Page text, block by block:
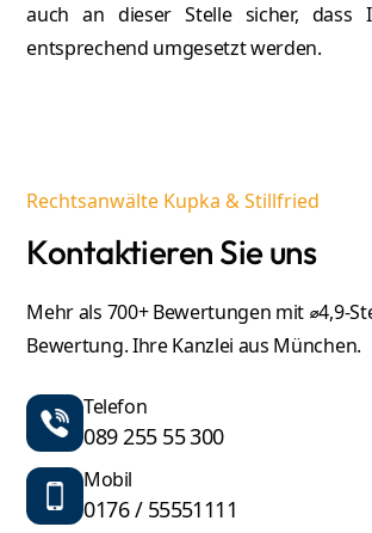
auch an dieser Stelle sicher, dass
entsprechend umgesetzt werden.
Rechtsanwälte Kupka & Stillfried
Kontaktieren Sie uns
Mehr als 700+ Bewertungen mit ⌀4,9-
Bewertung. Ihre Kanzlei aus München.
Telefon
089 255 55 300
Mobil
0176 / 55551111